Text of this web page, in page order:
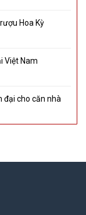
Hoa Kỳ
Việt Nam
đại cho căn nhà